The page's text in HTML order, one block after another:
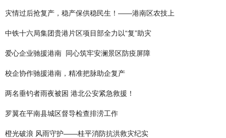
灾情过后抢复产，稳产保供稳民生！——港南区农技上
中铁十六局集团贵港片区项目部全力以“复”助灾
爱心企业驰援港南 同心筑牢安澜景区防疫屏障
校企协作驰援港南，精准把脉助企复产
两名垂钓者雨夜被困 港北公安紧急救援！
罗翼在平南县城区督导检查排涝工作
橙光破浪 风雨守护——桂平消防抗洪救灾纪实